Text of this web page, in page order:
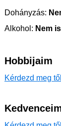
Dohányzás:
Alkohol: Nem
Hobbijaim
Kérdezd meg